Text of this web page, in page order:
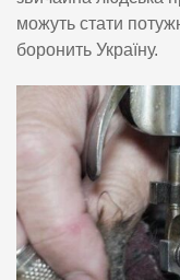
можуть стати
боронить Україну.